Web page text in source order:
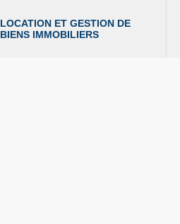
LOCATION ET GESTION DE
BIENS IMMOBILIERS